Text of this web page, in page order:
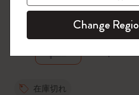
在庫切れ
今すぐ
Change